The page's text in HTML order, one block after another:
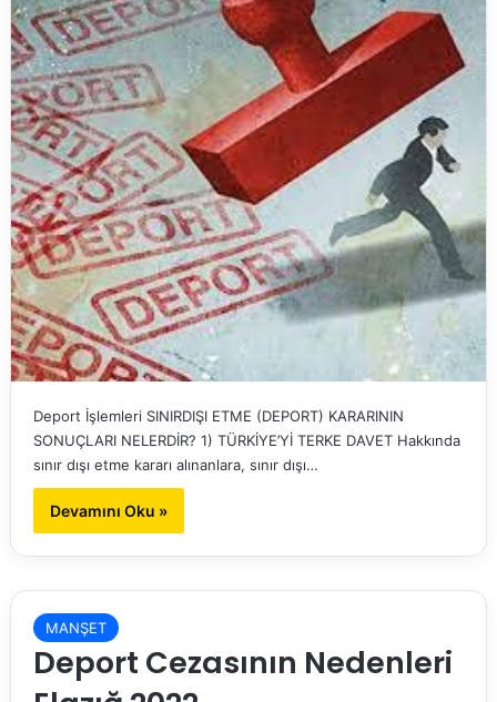
Deport İşlemleri SINIRDIŞI ETME (DEPORT) KARARININ
SONUÇLARI NELERDİR? 1) TÜRKİYE’Yİ TERKE DAVET Hakkında
sınır dışı etme kararı alınanlara, sınır dışı…
Devamını Oku »
MANŞET
Deport Cezasının Nedenleri